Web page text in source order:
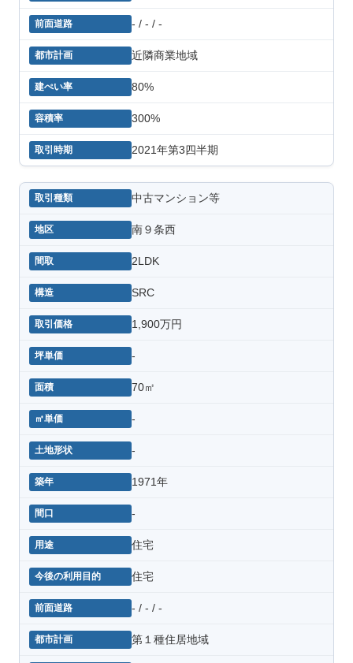
- / - / -
近隣商業地域
80%
300%
2021年第3四半期
中古マンション等
南９条西
2LDK
SRC
1,900万円
-
70㎡
-
-
1971年
-
住宅
住宅
- / - / -
第１種住居地域